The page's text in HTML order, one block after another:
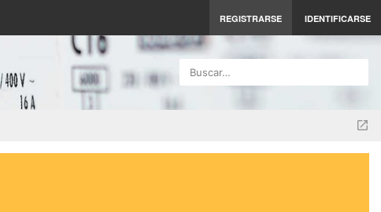
REGISTRARSE IDENTIFICARSE
Buscar…